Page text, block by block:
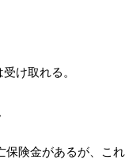
け取れる。
保険金があるが、これ